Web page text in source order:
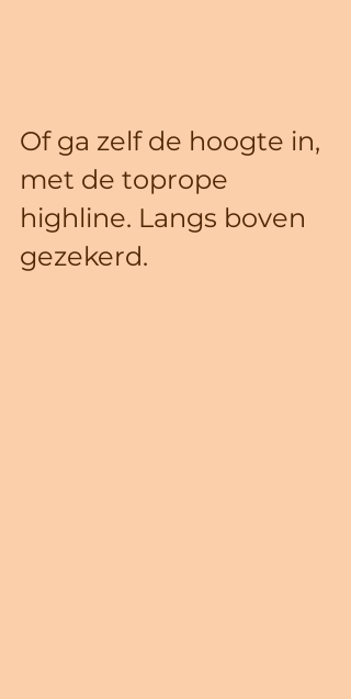
Of ga zelf de hoogte in,
met de toprope
highline. Langs boven
gezekerd.